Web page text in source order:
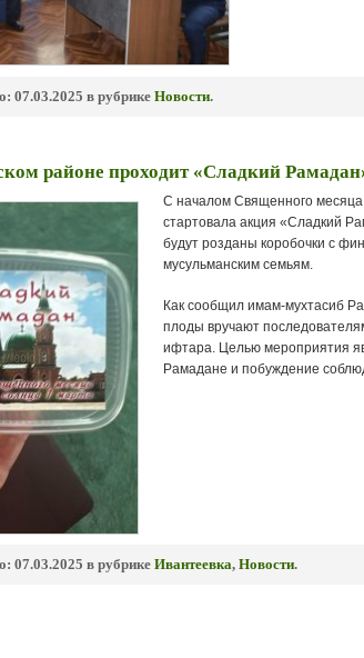
07.03.2025 в рубрике Новости.
районе проходит «Сладкий
С началом Священного
стартовала акция «Сладкий
будут розданы коробочки с
мусульманским семьям.
Как сообщил имам-мухтасиб
плоды вручают
ифтара. Целью мероприятия
Рамадане и побуждение
07.03.2025 в рубрике Ивантеевка, Новости.